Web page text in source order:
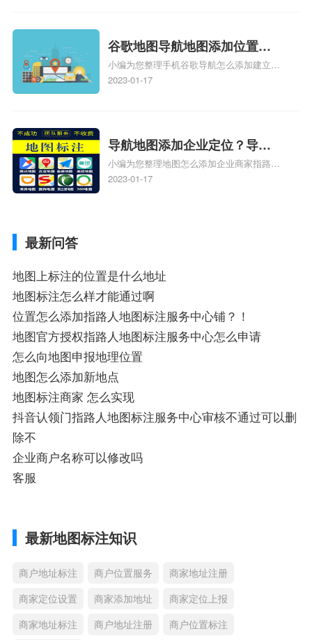
服务中心位置、抖音突然不显示定位了相关
地图标注知识，详情可查看下方正文！
谷歌地图导航地图添加位置？
添加谷歌地图导航位置？
小编为您整理手机谷歌导航怎么添加建立多
人位置、如何在地图，谷歌地图添加公司位
2023-01-17
导航地图添加企业定位？导航
定位企业？
小编为您整理地图怎么添加企业商家指路人
地图标注服务中心铺名称、地图怎么添加企
2023-01-17
最新问答
地图上标注的位置是什么地址
地图标注怎么样才能通过啊
位置怎么添加指路人地图标注服务中心铺？！
地图官方授权指路人地图标注服务中心怎么申请
怎么向地图申报地理位置
地图怎么添加新地点
地图标注商家 怎么实现
抖音认领门指路人地图标注服务中心审核不通过可以删
除不
企业商户名称可以修改吗
客服
最新地图标注知识
商户地址标注 商户位置服务
商家地址注册
商家定位设置
商家添加地址
商家定位上报
商家地址标注
商户地址注册 商户位置标注